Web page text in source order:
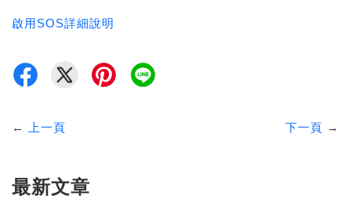
啟用SOS詳細說明
← 上一頁 下一頁 →
最新文章